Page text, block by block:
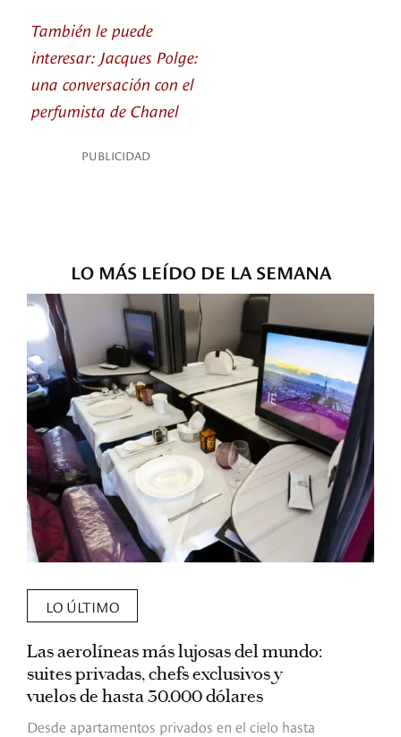
También le puede
interesar: Jacques Polge:
una conversación con el
perfumista de Chanel
PUBLICIDAD
LO MÁS LEÍDO DE LA SEMANA
LO ÚLTIMO
Las aerolíneas más lujosas del mundo:
suites privadas, chefs exclusivos y
vuelos de hasta 30.000 dólares
Desde apartamentos privados en el cielo hasta